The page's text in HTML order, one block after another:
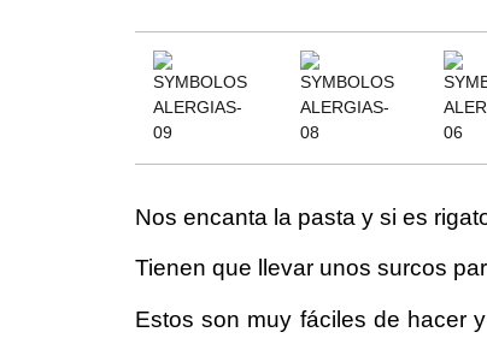
Nos encanta la pasta y si es
Tienen que llevar unos surcos
Estos son muy fáciles de hacer